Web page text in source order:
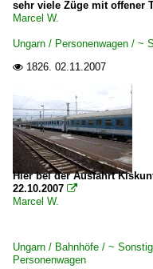
sehr viele Züge mit offener
Marcel W.
Ungarn / Personenwagen / ~
 1826. 02.11.2007
Hier bei der Ausfahrt
22.10.2007 
Marcel W.
Ungarn / Bahnhöfe / ~
Personenwagen